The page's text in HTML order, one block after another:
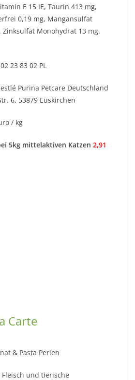
E 15 IE, Taurin 413 mg,
0,19 mg, Mangansulfat
Zinksulfat Monohydrat 13 mg.
02 23 83 02 PL
Purina Petcare Deutschland
6, 53879 Euskirchen
/ kg
5kg mittelaktiven Katzen 2,91
Carte
& Pasta Perlen
Fleisch und tierische